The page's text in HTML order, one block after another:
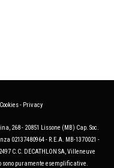
Cookies- Privacy
268 - 20851 Lissone (MB) Cap. Soc.
02137480964 - R.E.A. MB-1370021 -
C.C. DECATHLON SA, Villeneuve
sono puramente esemplificative.